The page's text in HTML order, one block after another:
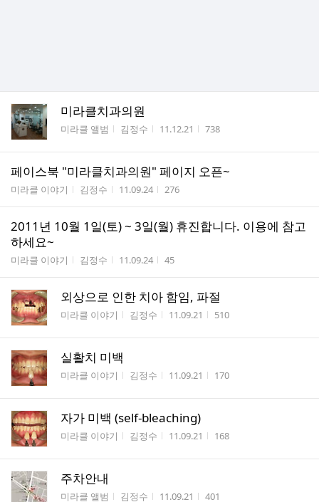
미라클치과의원
게시판명
미라클 앨범 작성자
김정수 작성시간
11.12.21 조회수
738
페이스북 "미라클치과의원" 페이지 오픈~
게시판명
미라클 이야기 작성자
김정수 작성시간
11.09.24 조회수
276
2011년 10월 1일(토) ~ 3일(월) 휴진합니다. 이용에 참고
하세요~
게시판명
미라클 이야기 작성자
김정수 작성시간
11.09.24 조회수
45
외상으로 인한 치아 함임, 파절
게시판명
미라클 이야기 작성자
김정수 작성시간
11.09.21 조회수
510
실활치 미백
게시판명
미라클 이야기 작성자
김정수 작성시간
11.09.21 조회수
170
자가 미백 (self-bleaching)
게시판명
미라클 이야기 작성자
김정수 작성시간
11.09.21 조회수
168
주차안내
게시판명
미라클 앨범 작성자
김정수 작성시간
11.09.21 조회수
401